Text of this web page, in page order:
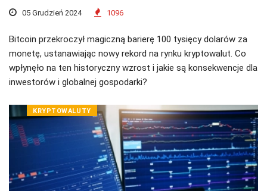
05 Grudzień 2024 1096
Bitcoin przekroczył magiczną barierę 100 tysięcy dolarów za
monetę, ustanawiając nowy rekord na rynku kryptowalut. Co
wpłynęło na ten historyczny wzrost i jakie są konsekwencje dla
inwestorów i globalnej gospodarki?
KRYPTOWALUTY